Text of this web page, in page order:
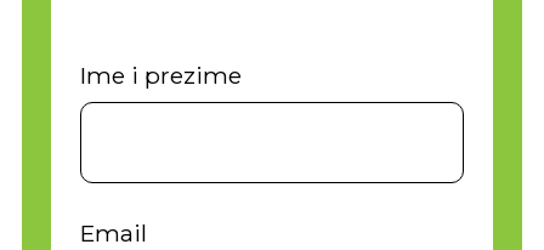
Ime i prezime
Email